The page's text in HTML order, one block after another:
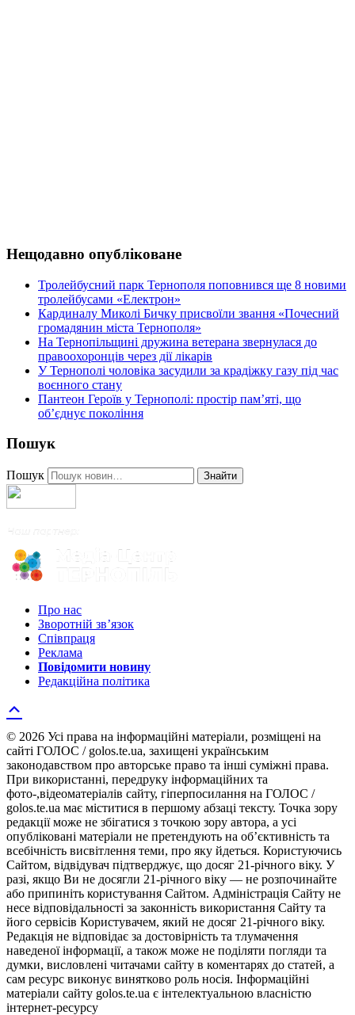
Нещодавно опубліковане
Тролейбусний парк Тернополя поповнився ще 8 новими
тролейбусами «Електрон»
Кардиналу Миколі Бичку присвоїли звання «Почесний
громадянин міста Тернополя»
На Тернопільщині дружина ветерана звернулася до
правоохоронців через дії лікарів
У Тернополі чоловіка засудили за крадіжку газу під час
воєнного стану
Пантеон Героїв у Тернополі: простір пам’яті, що
об’єднує покоління
Пошук
Пошук Знайти
Про нас
Зворотній зв’язок
Співпраця
Реклама
Повідомити новину
Редакційна політика
© 2026 Усі права на інформаційні матеріали, розміщені на
сайті ГОЛОС / golos.te.ua, захищені українським
законодавством про авторське право та інші суміжні права.
При використанні, передруку інформаційних та
фото-,відеоматеріалів сайту, гіперпосилання на ГОЛОС /
golos.te.ua має міститися в першому абзаці тексту. Точка зору
редакції може не збігатися з точкою зору автора, а усі
опубліковані матеріали не претендують на об’єктивність та
всебічність висвітлення теми, про яку йдеться. Користуючись
Сайтом, відвідувач підтверджує, що досяг 21-річного віку. У
разі, якщо Ви не досягли 21-річного віку — не розпочинайте
або припиніть користування Сайтом. Адміністрація Сайту не
несе відповідальності за законність використання Сайту та
його сервісів Користувачем, який не досяг 21-річного віку.
Редакція не відповідає за достовірність та тлумачення
наведеної інформації, а також може не поділяти погляди та
думки, висловлені читачами сайту в коментарях до статей, а
сам ресурс виконує винятково роль носія. Інформаційні
матеріали сайту golos.te.ua є інтелектуальною власністю
інтернет-ресурсу